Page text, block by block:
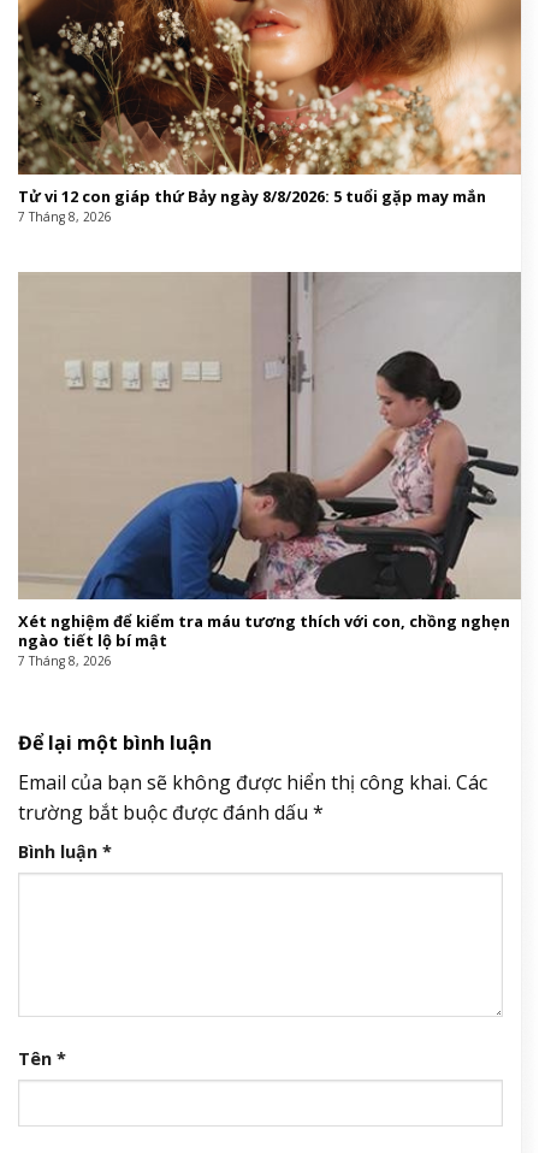
Tử vi 12 con giáp thứ Bảy ngày 8/8/2026: 5 tuổi gặp may mắn
7 Tháng 8, 2026
Xét nghiệm để kiểm tra máu tương thích với con, chồng nghẹn
ngào tiết lộ bí mật
7 Tháng 8, 2026
Để lại một bình luận
Email của bạn sẽ không được hiển thị công khai. Các
trường bắt buộc được đánh dấu *
Bình luận *
Tên *